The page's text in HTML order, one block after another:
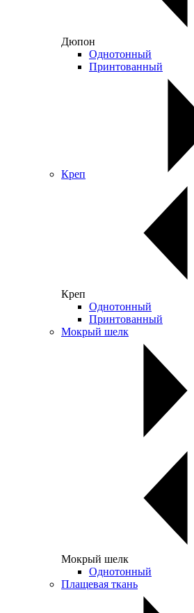
Дюпон
Однотонный
Принтованный
Креп
Креп
Однотонный
Принтованный
Мокрый шелк
Мокрый шелк
Однотонный
Плащевая ткань